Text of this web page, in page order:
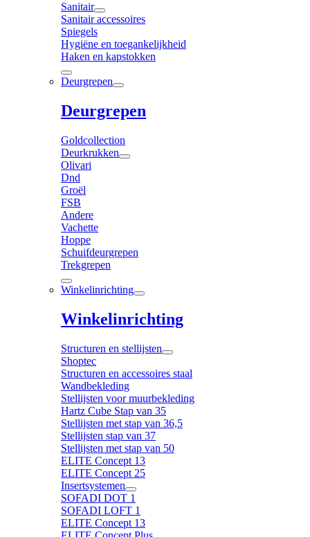
Sanitair
Sanitair accessoires
Spiegels
Hygiëne en toegankelijkheid
Haken en kapstokken
Deurgrepen
Deurgrepen
Goldcollection
Deurkrukken
Olivari
Dnd
Groël
FSB
Andere
Vachette
Hoppe
Schuifdeurgrepen
Trekgrepen
Winkelinrichting
Winkelinrichting
Structuren en stellijsten
Shoptec
Structuren en accessoires staal
Wandbekleding
Stellijsten voor muurbekleding
Hartz Cube Stap van 35
Stellijsten met stap van 36,5
Stellijsten stap van 37
Stellijsten met stap van 50
ELITE Concept 13
ELITE Concept 25
Insertsystemen
SOFADI DOT 1
SOFADI LOFT 1
ELITE Concept 13